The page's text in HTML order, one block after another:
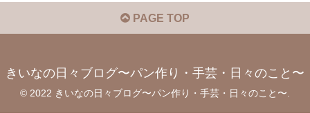
PAGE TOP
きいなの日々ブログ〜パン作り・手芸・日々のこと〜
© 2022 きいなの日々ブログ〜パン作り・手芸・日々のこと〜.